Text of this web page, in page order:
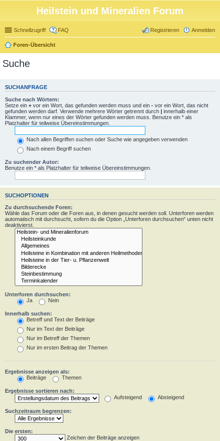
Heilstein und Mineralien Forum
Schnellzugriff FAQ Anmelden
Registrieren
Foren-Übersicht
Suche
SUCHANFRAGE
Suche nach Wörtern:
Setze ein + vor ein Wort, das gefunden werden muss und ein - vor ein Wort, das nicht
gefunden werden darf. Verwende mehrere Wörter getrennt durch | innerhalb einer
Klammer, wenn nur eines der Wörter gefunden werden muss. Benutze ein * als
Platzhalter für teilweise Übereinstimmungen.
Nach allen Begriffen suchen oder Suche wie angegeben verwenden
Nach einem Begriff suchen
Zu suchender Autor:
Benutze ein * als Platzhalter für teilweise Übereinstimmungen.
SUCHOPTIONEN
Zu durchsuchende Foren:
Wähle das Forum oder die Foren aus, in denen gesucht werden soll. Unterforen werden
automatisch mit durchsucht, sofern du die Option „Unterforen durchsuchen“ unten nicht
deaktivierst.
Unterforen durchsuchen:
Ja
Nein
Innerhalb suchen:
Betreff und Text der Beiträge
Nur im Text der Beiträge
Nur im Betreff der Themen
Nur im ersten Beitrag der Themen
Ergebnisse anzeigen als:
Beiträge
Themen
Ergebnisse sortieren nach:
Aufsteigend
Absteigend
Suchzeitraum begrenzen:
Die ersten:
Zeichen der Beiträge anzeigen